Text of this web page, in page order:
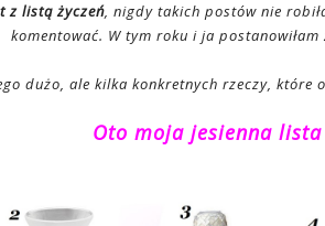
z listą życzeń, nigdy takich postów nie
komentować. W tym roku i ja
dużo, ale kilka konkretnych rzeczy, które
Oto moja jesienna lista